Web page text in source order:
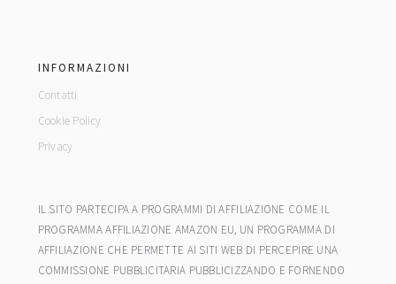
INFORMAZIONI
Contatti
Cookie Policy
Privacy
IL SITO PARTECIPA A PROGRAMMI DI AFFILIAZIONE COME IL
PROGRAMMA AFFILIAZIONE AMAZON EU, UN PROGRAMMA DI
AFFILIAZIONE CHE PERMETTE AI SITI WEB DI PERCEPIRE UNA
COMMISSIONE PUBBLICITARIA PUBBLICIZZANDO E FORNENDO